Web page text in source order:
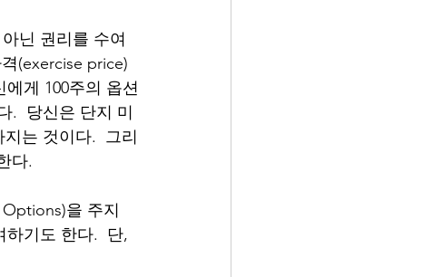
닌 권리를 수여
(exercise price)
게 100주의 옵션
.  당신은 단지 미
는 것이다.  그리
다.
을 주지
하기도 한다.  단,